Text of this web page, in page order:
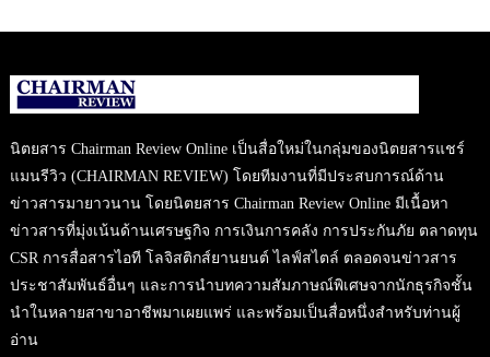
นิตยสาร Chairman Review Online เป็นสื่อใหม่ในกลุ่มของนิตยสารแชร์
แมนรีวิว (CHAIRMAN REVIEW) โดยทีมงานที่มีประสบการณ์ด้าน
ข่าวสารมายาวนาน โดยนิตยสาร Chairman Review Online มีเนื้อหา
ข่าวสารที่มุ่งเน้นด้านเศรษฐกิจ การเงินการคลัง การประกันภัย ตลาดทุน
CSR การสื่อสารไอที โลจิสติกส์ยานยนต์ ไลฟ์สไตล์ ตลอดจนข่าวสาร
ประชาสัมพันธ์อื่นๆ และการนำบทความสัมภาษณ์พิเศษจากนักธุรกิจชั้น
นำในหลายสาขาอาชีพมาเผยแพร่ และพร้อมเป็นสื่อหนึ่งสำหรับท่านผู้
อ่าน